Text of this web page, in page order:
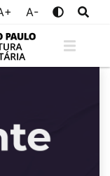
A-